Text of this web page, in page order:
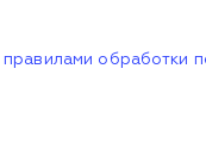
правилами обработки